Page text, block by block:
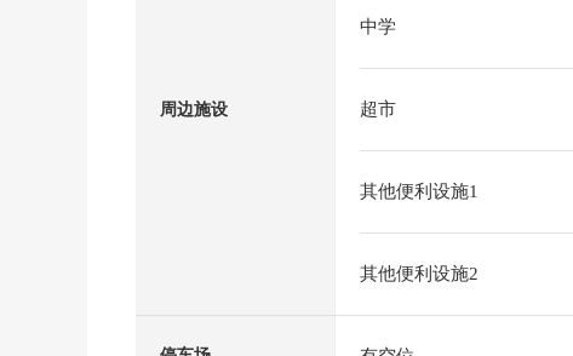
周边施设
中学
超市
其他便利设施1
其他便利设施2